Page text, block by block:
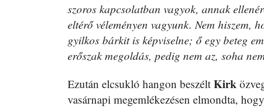
szoros kapcsolatban vagyok, annak
eltérő véleményen vagyunk. Nem hiszem,
gyilkos bárkit is képviselne; ő egy beteg
erőszak megoldás, pedig nem az, soha
Ezután elcsukló hangon beszéltKirk
vasárnapi megemlékezésen elmondta,